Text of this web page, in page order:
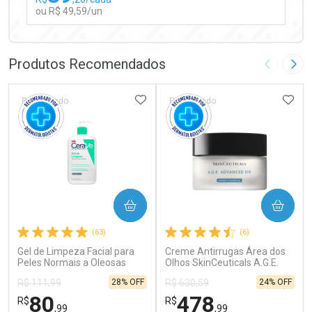
ou R$ 49,59/un
Laboratório
Comprar sem Desconto
Por Menos
Comprar sem Desconto
Produtos Recomendados Imagem
(63)
Gel de Limpeza Facial para
Peles Normais a Oleosas
Patrocinado
R$ 111,99
R$80,99
28% OFF
ADICIONAR AOS FAVORITOS
COMPRAR
(6)
Creme Antirrugas Área dos
Olhos SkinCeuticals A.G.E.
Patrocinado
R$ 630,59
R$478,99
24% OFF
COMPRAR